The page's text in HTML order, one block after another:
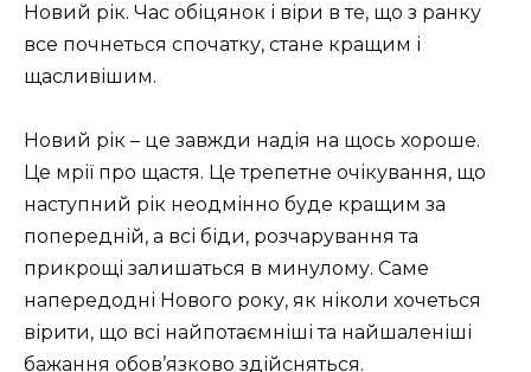
Новий рік. Час обіцянок і віри в те, що з ранку
все почнеться спочатку, стане кращим і
щасливішим.
Новий рік – це завжди надія на щось хороше.
Це мрії про щастя. Це трепетне очікування, що
наступний рік неодмінно буде кращим за
попередній, а всі біди, розчарування та
прикрощі залишаться в минулому. Саме
напередодні Нового року, як ніколи хочеться
вірити, що всі найпотаємніші та найшаленіші
бажання обов’язково здійсняться.